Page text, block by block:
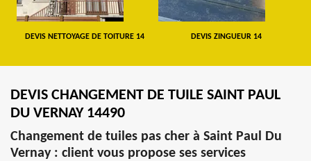
DEVIS NETTOYAGE DE TOITURE 14 DEVIS ZINGUEUR 14
DEVIS CHANGEMENT DE TUILE SAINT PAUL
DU VERNAY 14490
Changement de tuiles pas cher à Saint Paul Du
Vernay : client vous propose ses services